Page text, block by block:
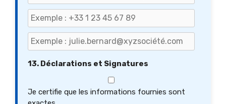
13. Déclarations et Signatures
Je certifie que les informations fournies sont